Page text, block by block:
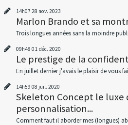
14h07 28 nov. 2023
Marlon Brando et sa
Trois longues années sans la moindre
09h48 01 déc. 2020
Le prestige de la
En juillet dernier j'avais le plaisir de vous
14h59 08 juil. 2020
Skeleton Concept le luxe
personnalisation...
Comment faut il aborder mes (longues)